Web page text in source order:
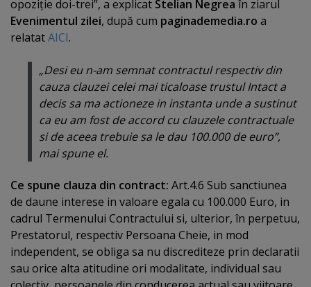
opoziţie doi-trei”, a explicat Stelian Negrea în ziarul
Evenimentul zilei, după cum paginademedia.ro a
relatatAICI.
„Desi eu n-am semnat contractul respectiv din
cauza clauzei celei mai ticaloase trustul Intact a
decis sa ma actioneze in instanta unde a sustinut
ca eu am fost de accord cu clauzele contractuale
si de aceea trebuie sa le dau 100.000 de euro”,
mai spune el.
Ce spune clauza din contract: Art.4.6 Sub sanctiunea
de daune interese in valoare egala cu 100.000 Euro, in
cadrul Termenului Contractului si, ulterior, în perpetuu,
Prestatorul, respectiv Persoana Cheie, in mod
independent, se obliga sa nu discrediteze prin declaratii
sau orice alta atitudine ori modalitate, individual sau